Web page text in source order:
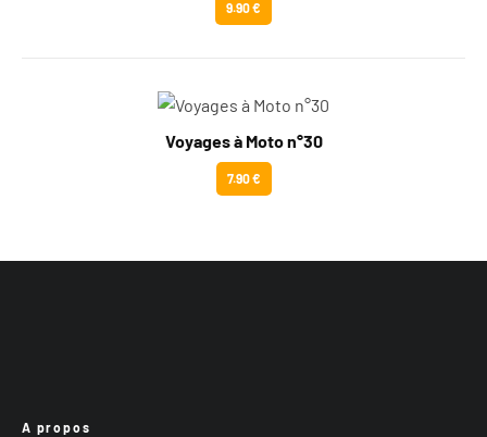
9.90 €
Voyages à Moto n°30
7.90 €
A propos